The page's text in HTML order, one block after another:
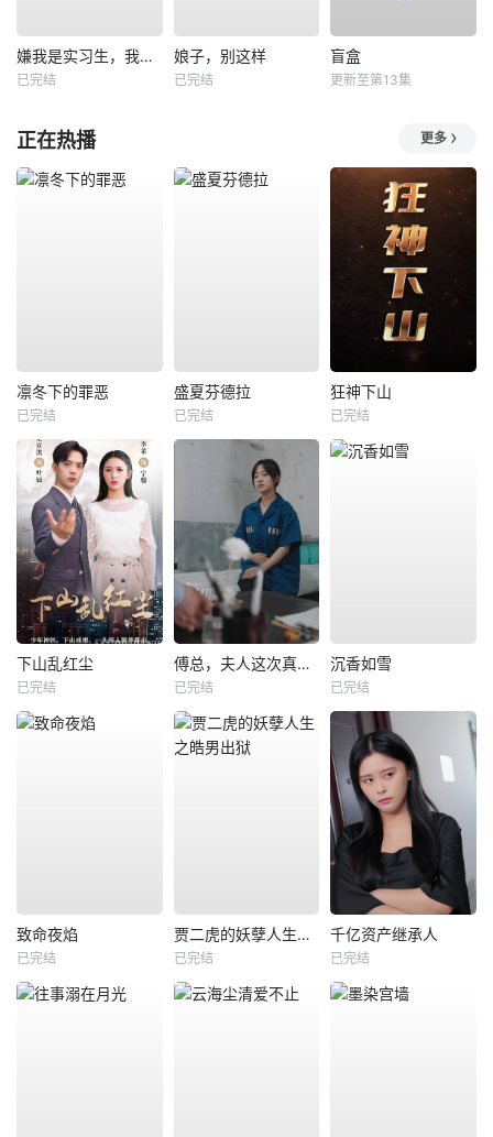
嫌我是实习生，我亮出老板身份
已完结
娘子，别这样
已完结
盲盒
更新至第13集
正在热播 更多
凛冬下的罪恶
已完结
盛夏芬德拉
已完结
狂神下山
已完结
下山乱红尘
已完结
傅总，夫人这次真的死了
已完结
沉香如雪
已完结
致命夜焰
已完结
贾二虎的妖孽人生之皓男出狱
已完结
千亿资产继承人
已完结